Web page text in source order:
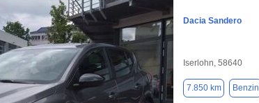
Dacia Sandero
Iserlohn, 58640
7.850 km Benzin